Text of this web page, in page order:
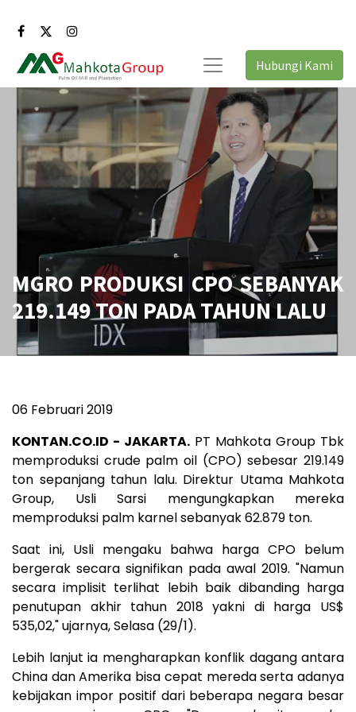
Hubungi Kami
MGRO PRODUKSI CPO SEBANYAK
219.149 TON PADA TAHUN LALU
06 Februari 2019
KONTAN.CO.ID - JAKARTA. PT Mahkota Group Tbk
memproduksi crude palm oil (CPO) sebesar 219.149
ton sepanjang tahun lalu. Direktur Utama Mahkota
Group, Usli Sarsi mengungkapkan mereka
memproduksi palm karnel sebanyak 62.879 ton.
Saat ini, Usli mengaku bahwa harga CPO belum
bergerak secara signifikan pada awal 2019. "Namun
secara implisit terlihat lebih baik dibanding harga
penutupan akhir tahun 2018 yakni di harga US$
535,02," ujarnya, Selasa (29/1).
Lebih lanjut ia mengharapkan konflik dagang antara
China dan Amerika bisa cepat mereda serta adanya
kebijakan impor positif dari beberapa negara besar